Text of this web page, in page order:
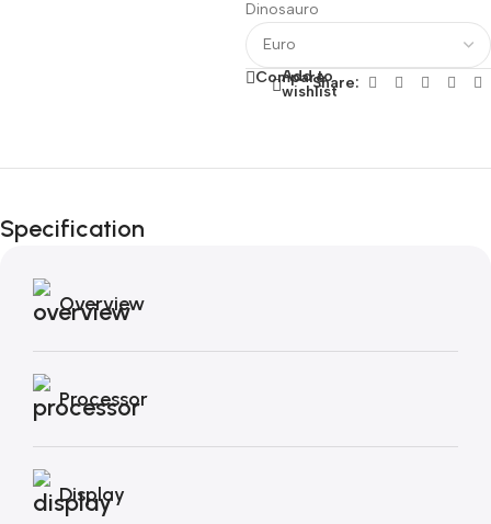
Dinosauro
Compare
Add to
wishlistShare:
Fino al 12 Ottobre...
Autunno!
Specification
Overview
Processor
Display